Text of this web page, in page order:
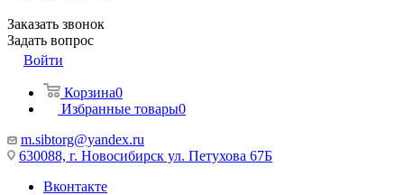
Заказать звонок
Задать вопрос
Войти
Корзина0
Избранные товары0
m.sibtorg@yandex.ru
630088, г. Новосибирск ул. Петухова 67Б
Вконтакте